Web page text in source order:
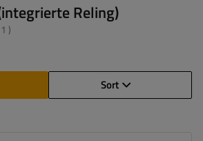
Reling)
)
Sort